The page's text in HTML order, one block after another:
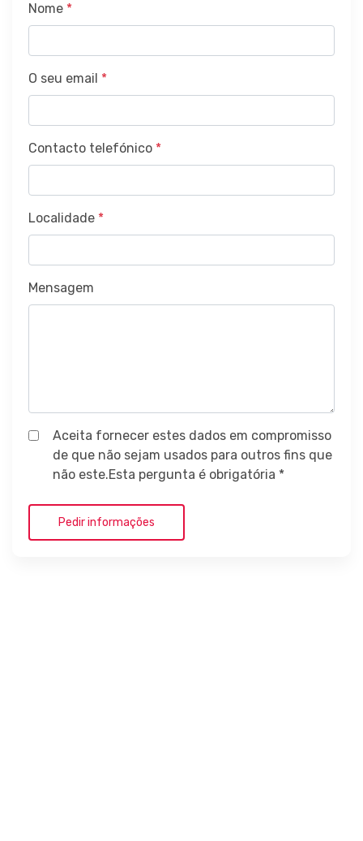
Nome *
O seu email *
Contacto telefónico *
Localidade *
Mensagem
Aceita fornecer estes dados em compromisso
de que não sejam usados para outros fins que
não este.Esta pergunta é obrigatória *